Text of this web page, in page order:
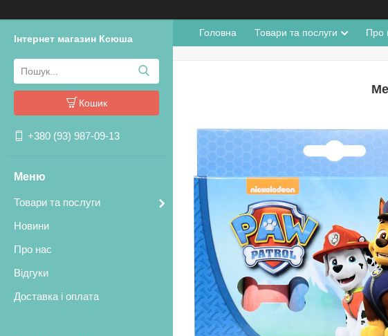
Інтернет магазин Ксюша
Кошик
+380 (93) 987-09-13
Товари та послуги
Новини
Про нас
Відгуки
Доставка і оплата
Головна Товари та послуги Про